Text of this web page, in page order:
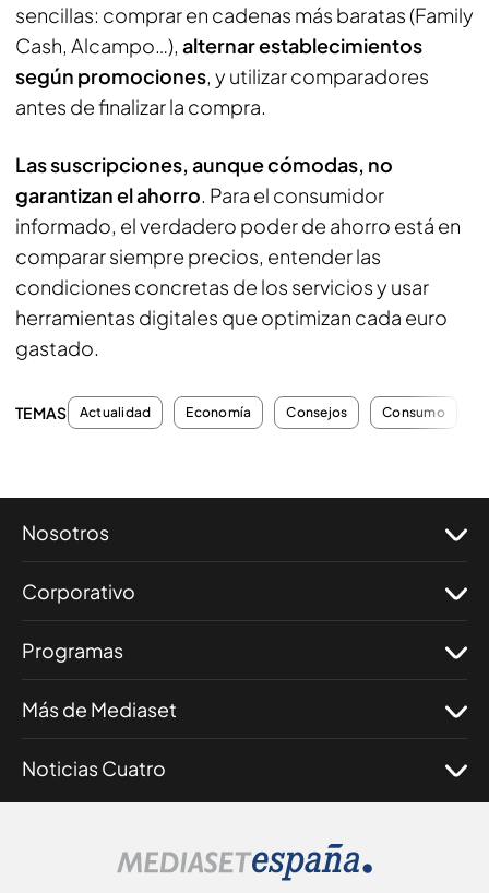
sencillas: comprar en cadenas más baratas (Family
Cash, Alcampo…), alternar establecimientos
según promociones, y utilizar comparadores
antes de finalizar la compra.
Las suscripciones, aunque cómodas, no
garantizan el ahorro. Para el consumidor
informado, el verdadero poder de ahorro está en
comparar siempre precios, entender las
condiciones concretas de los servicios y usar
herramientas digitales que optimizan cada euro
gastado.
TEMAS Actualidad Economía Consejos Consumo
Nosotros
Corporativo
Programas
Más de Mediaset
Noticias Cuatro